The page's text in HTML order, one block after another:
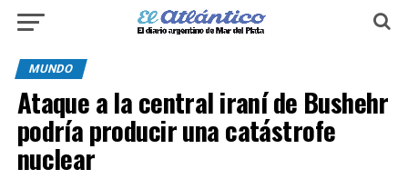
MUNDO
Ataque a la central iraní de Bushehr
podría producir una catástrofe
nuclear